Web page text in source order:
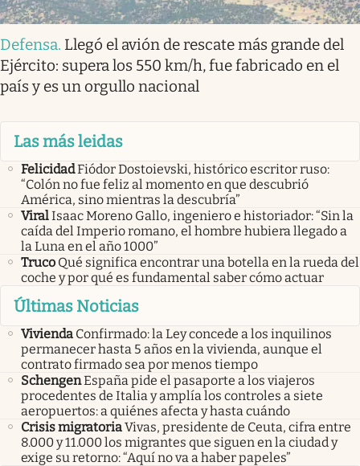
Defensa. Llegó el avión de rescate más grande del
Ejército: supera los 550 km/h, fue fabricado en el
país y es un orgullo nacional
Las más leidas
FelicidadFiódor Dostoievski, histórico escritor ruso:
“Colón no fue feliz al momento en que descubrió
América, sino mientras la descubría”
ViralIsaac Moreno Gallo, ingeniero e historiador: “Sin la
caída del Imperio romano, el hombre hubiera llegado a
la Luna en el año 1000”
Truco Qué significa encontrar una botella en la rueda del
coche y por qué es fundamental saber cómo actuar
Últimas Noticias
Vivienda Confirmado: la Ley concede a los inquilinos
permanecer hasta 5 años en la vivienda, aunque el
contrato firmado sea por menos tiempo
SchengenEspaña pide el pasaporte a los viajeros
procedentes de Italia y amplía los controles a siete
aeropuertos: a quiénes afecta y hasta cuándo
Crisis migratoriaVivas, presidente de Ceuta, cifra entre
8.000 y 11.000 los migrantes que siguen en la ciudad y
exige su retorno: “Aquí no va a haber papeles”